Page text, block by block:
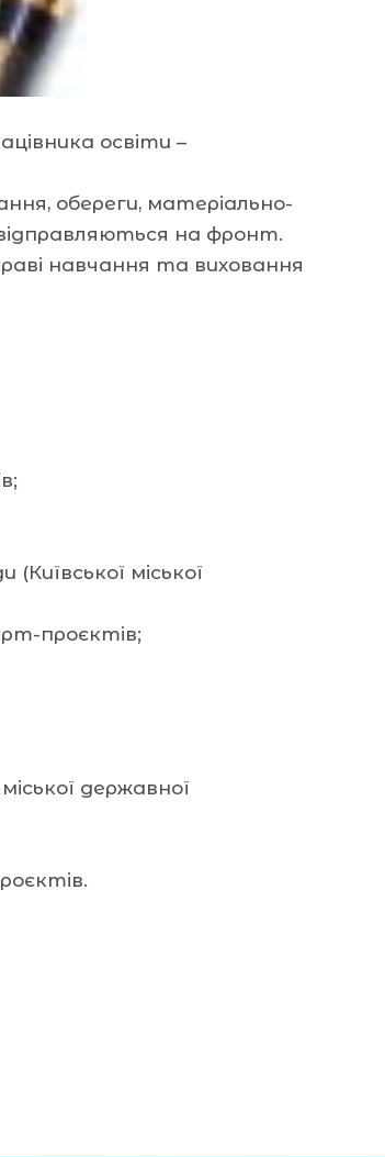
освіти –
обереги, матеріально-
на фронт.
навчання та виховання
міської
проєктів;
державної